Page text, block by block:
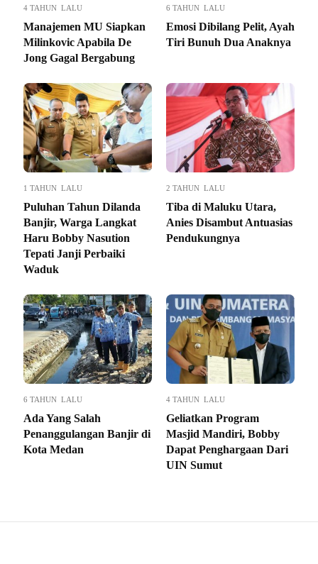
4 TAHUN LALU
Manajemen MU Siapkan
Milinkovic Apabila De
Jong Gagal Bergabung
6 TAHUN LALU
Emosi Dibilang Pelit, Ayah
Tiri Bunuh Dua Anaknya
1 TAHUN LALU
Puluhan Tahun Dilanda
Banjir, Warga Langkat
Haru Bobby Nasution
Tepati Janji Perbaiki
Waduk
2 TAHUN LALU
Tiba di Maluku Utara,
Anies Disambut Antuasias
Pendukungnya
6 TAHUN LALU
Ada Yang Salah
Penanggulangan Banjir di
Kota Medan
4 TAHUN LALU
Geliatkan Program
Masjid Mandiri, Bobby
Dapat Penghargaan Dari
UIN Sumut